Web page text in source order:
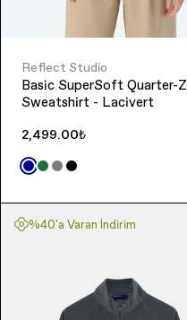
Reflect Studio
Basic SuperSoft Quarter-Zip
Sweatshirt - Lacivert
2,499.00₺
%40'a Varan İndirim